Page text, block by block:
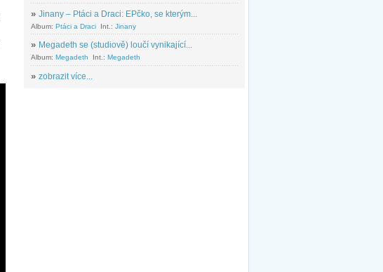
» Jinany – Ptáci a Draci: EPčko, se kterým...
Album: Ptáci a Draci Int.: Jinany
» Megadeth se (studiově) loučí vynikající...
Album: Megadeth Int.: Megadeth
» zobrazit více...